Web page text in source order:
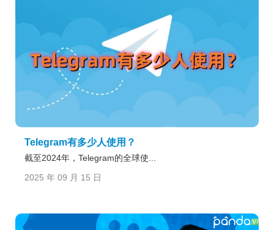
Telegram有多少人使用？
截至2024年，Telegram的全球使...
2025 年 09 月 15 日